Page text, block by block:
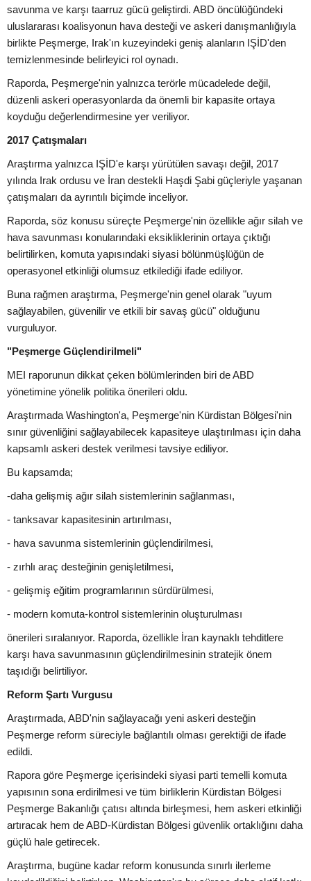
savunma ve karşı taarruz gücü geliştirdi. ABD öncülüğündeki
uluslararası koalisyonun hava desteği ve askeri danışmanlığıyla
birlikte Peşmerge, Irak'ın kuzeyindeki geniş alanların IŞİD'den
temizlenmesinde belirleyici rol oynadı.
Raporda, Peşmerge'nin yalnızca terörle mücadelede değil,
düzenli askeri operasyonlarda da önemli bir kapasite ortaya
koyduğu değerlendirmesine yer veriliyor.
2017 Çatışmaları
Araştırma yalnızca IŞİD'e karşı yürütülen savaşı değil, 2017
yılında Irak ordusu ve İran destekli Haşdi Şabi güçleriyle yaşanan
çatışmaları da ayrıntılı biçimde inceliyor.
Raporda, söz konusu süreçte Peşmerge'nin özellikle ağır silah ve
hava savunması konularındaki eksikliklerinin ortaya çıktığı
belirtilirken, komuta yapısındaki siyasi bölünmüşlüğün de
operasyonel etkinliği olumsuz etkilediği ifade ediliyor.
Buna rağmen araştırma, Peşmerge'nin genel olarak "uyum
sağlayabilen, güvenilir ve etkili bir savaş gücü" olduğunu
vurguluyor.
"Peşmerge Güçlendirilmeli"
MEI raporunun dikkat çeken bölümlerinden biri de ABD
yönetimine yönelik politika önerileri oldu.
Araştırmada Washington'a, Peşmerge'nin Kürdistan Bölgesi'nin
sınır güvenliğini sağlayabilecek kapasiteye ulaştırılması için daha
kapsamlı askeri destek verilmesi tavsiye ediliyor.
Bu kapsamda;
-daha gelişmiş ağır silah sistemlerinin sağlanması,
- tanksavar kapasitesinin artırılması,
- hava savunma sistemlerinin güçlendirilmesi,
- zırhlı araç desteğinin genişletilmesi,
- gelişmiş eğitim programlarının sürdürülmesi,
- modern komuta-kontrol sistemlerinin oluşturulması
önerileri sıralanıyor. Raporda, özellikle İran kaynaklı tehditlere
karşı hava savunmasının güçlendirilmesinin stratejik önem
taşıdığı belirtiliyor.
Reform Şartı Vurgusu
Araştırmada, ABD'nin sağlayacağı yeni askeri desteğin
Peşmerge reform süreciyle bağlantılı olması gerektiği de ifade
edildi.
Rapora göre Peşmerge içerisindeki siyasi parti temelli komuta
yapısının sona erdirilmesi ve tüm birliklerin Kürdistan Bölgesi
Peşmerge Bakanlığı çatısı altında birleşmesi, hem askeri etkinliği
artıracak hem de ABD-Kürdistan Bölgesi güvenlik ortaklığını daha
güçlü hale getirecek.
Araştırma, bugüne kadar reform konusunda sınırlı ilerleme